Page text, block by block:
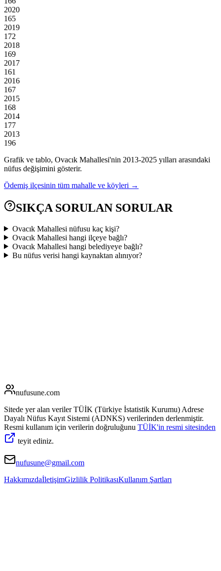
2020
165
2019
172
2018
169
2017
161
2016
167
2015
168
2014
177
2013
196
Grafik ve tablo, Ovacık Mahallesi'nin 2013-2025 yılları arasındaki
nüfus değişimini gösterir.
Ödemiş ilçesinin tüm mahalle ve köyleri →
SIKÇA SORULAN SORULAR
Ovacık Mahallesi nüfusu kaç kişi?
Ovacık Mahallesi hangi ilçeye bağlı?
Ovacık Mahallesi hangi belediyeye bağlı?
Bu nüfus verisi hangi kaynaktan alınıyor?
nufusune.com
Sitede yer alan veriler TÜİK (Türkiye İstatistik Kurumu) Adrese
Dayalı Nüfus Kayıt Sistemi (ADNKS) verilerinden derlenmiştir.
Resmi kullanım için verilerin doğruluğunu TÜİK'in resmi sitesinden
teyit ediniz.
nufusune@gmail.com
HakkımızdaİletişimGizlilik PolitikasıKullanım Şartları